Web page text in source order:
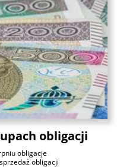
obligacji
obligacje
obligacji